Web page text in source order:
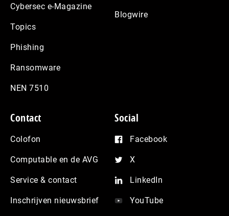
Cybersec e-Magazine
Topics
Phishing
Ransomware
NEN 7510
Blogwire
Contact
Colofon
Computable en de AVG
Service & contact
Inschrijven nieuwsbrief
Social
Facebook
X
LinkedIn
YouTube